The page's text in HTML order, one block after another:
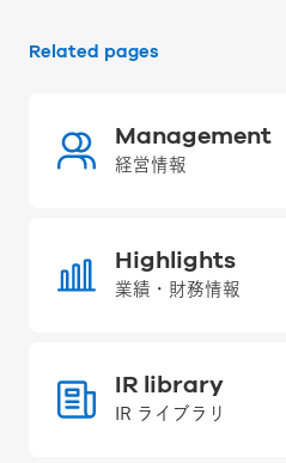
Related pages
Management
経営情報
Highlights
業績・財務情報
IR library
IR ライブラリ